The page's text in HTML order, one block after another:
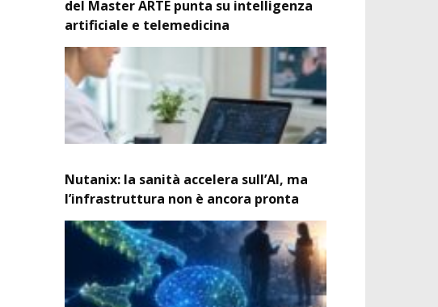
del Master ARTE punta su intelligenza
artificiale e telemedicina
Nutanix: la sanità accelera sull’AI, ma
l’infrastruttura non è ancora pronta